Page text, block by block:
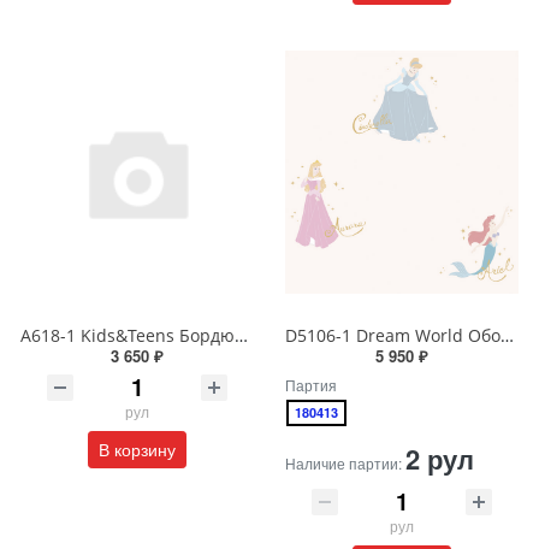
A618-1 Kids&Teens Бордюр виниловый на бумажной основе 1,06*10
3 650 ₽
рул
В корзину
D5106-1 Dream World Обои виниловые на бумажной основе 1.06*15.6
5 950 ₽
Партия
180413
Наличие партии:2 рул
рул